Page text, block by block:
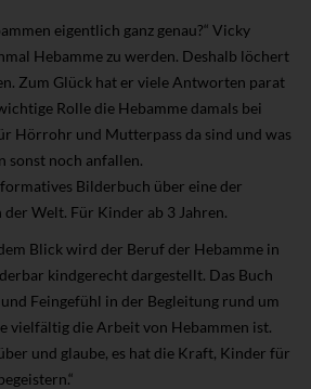
eigentlich ganz genau?“ Vicky
Hebamme zu werden. Deshalb löchert
Zum Glück hat er viele Antworten parat
Rolle die Hebamme damals bei
Hörrohr und Mutterpass da sind und was
sonst noch anfallen.
Bilderbuch über eine der
Welt. Für Kinder ab 3 Jahren.
Blick wird der Beruf der Hebamme in
kindgerecht dargestellt. Das Buch
Feingefühl in der Begleitung rund um
vielfältig die Arbeit von Hebammen ist.
und glaube, es hat die Kraft, Kinder für